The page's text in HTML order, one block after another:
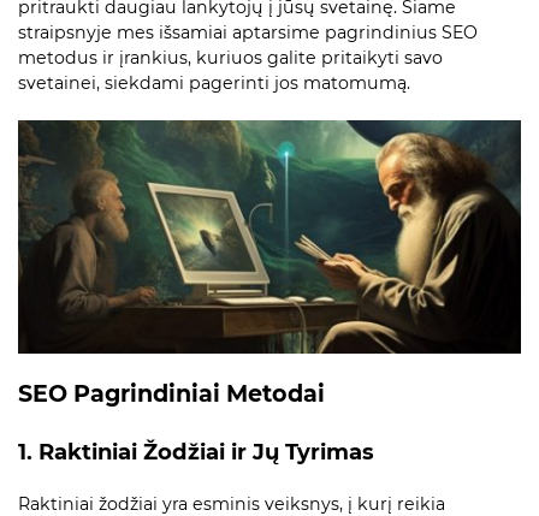
pritraukti daugiau lankytojų į jūsų svetainę. Šiame
straipsnyje mes išsamiai aptarsime pagrindinius SEO
metodus ir įrankius, kuriuos galite pritaikyti savo
svetainei, siekdami pagerinti jos matomumą.
SEO Pagrindiniai Metodai
1. Raktiniai Žodžiai ir Jų Tyrimas
Raktiniai žodžiai yra esminis veiksnys, į kurį reikia